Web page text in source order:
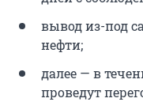
вывод из-под
нефти;
далее — в
проведут